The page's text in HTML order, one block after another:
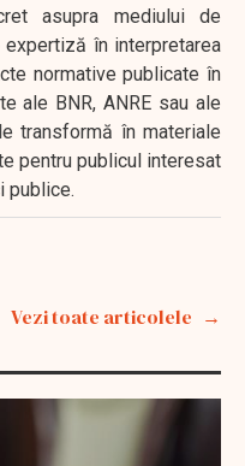
asupra mediului de
în interpretarea
normative publicate în
ale BNR, ANRE sau ale
transformă în materiale
pentru publicul interesat
publice.
Vezi toate articolele